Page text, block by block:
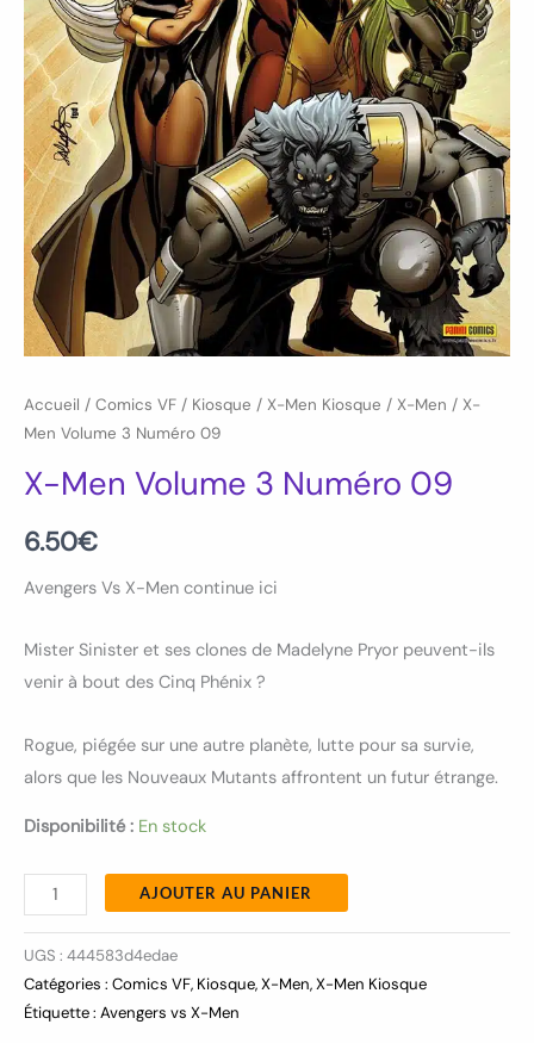
Accueil / Comics VF / Kiosque / X-Men Kiosque / X-Men / X-
Men Volume 3 Numéro 09
X-Men Volume 3 Numéro 09
6.50€
Avengers Vs X-Men continue ici
Mister Sinister et ses clones de Madelyne Pryor peuvent-ils
venir à bout des Cinq Phénix ?
Rogue, piégée sur une autre planète, lutte pour sa survie,
alors que les Nouveaux Mutants affrontent un futur étrange.
Disponibilité : En stock
AJOUTER AU PANIER
UGS : 444583d4edae
Catégories : Comics VF, Kiosque,X-Men,X-Men Kiosque
Étiquette : Avengers vs X-Men